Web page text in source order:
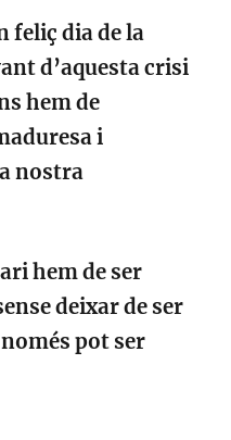
feliç dia de la
d’aquesta crisi
hem de
i
nostra
hem de ser
deixar de ser
pot ser